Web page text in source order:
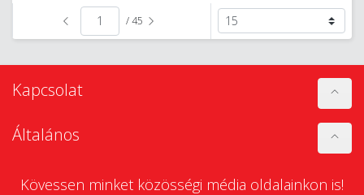
/ 45
Kapcsolat
Általános
Kövessen minket közösségi média oldalainkon is!